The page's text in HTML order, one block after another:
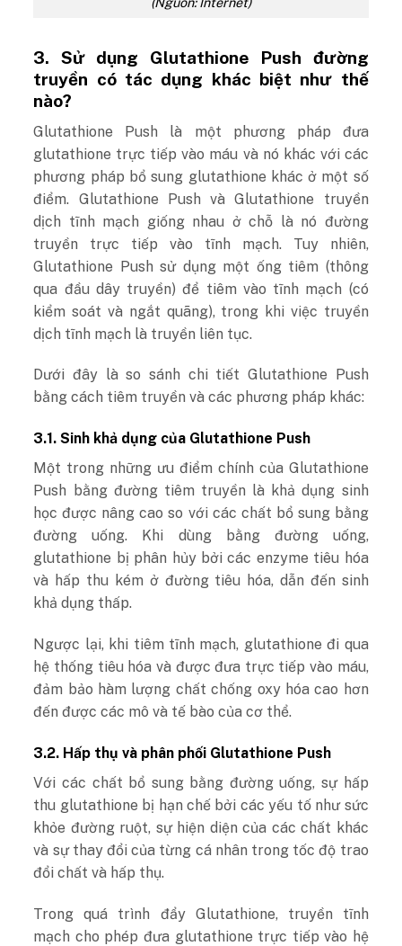
3. Sử dụng Glutathione Push đường
truyền có tác dụng khác biệt như thế
nào?
Glutathione Push là một phương pháp đưa
glutathione trực tiếp vào máu và nó khác với các
phương pháp bổ sung glutathione khác ở một số
điểm. Glutathione Push và Glutathione truyền
dịch tĩnh mạch giống nhau ở chỗ là nó đường
truyền trực tiếp vào tĩnh mạch. Tuy nhiên,
Glutathione Push sử dụng một ống tiêm (thông
qua đầu dây truyền) để tiêm vào tĩnh mạch (có
kiểm soát và ngắt quãng), trong khi việc truyền
dịch tĩnh mạch là truyền liên tục.
Dưới đây là so sánh chi tiết Glutathione Push
bằng cách tiêm truyền và các phương pháp khác:
3.1. Sinh khả dụng của Glutathione Push
Một trong những ưu điểm chính của Glutathione
Push bằng đường tiêm truyền là khả dụng sinh
học được nâng cao so với các chất bổ sung bằng
đường uống. Khi dùng bằng đường uống,
glutathione bị phân hủy bởi các enzyme tiêu hóa
và hấp thu kém ở đường tiêu hóa, dẫn đến sinh
khả dụng thấp.
Ngược lại, khi tiêm tĩnh mạch, glutathione đi qua
hệ thống tiêu hóa và được đưa trực tiếp vào máu,
đảm bảo hàm lượng chất chống oxy hóa cao hơn
đến được các mô và tế bào của cơ thể.
3.2. Hấp thụ và phân phối Glutathione Push
Với các chất bổ sung bằng đường uống, sự hấp
thu glutathione bị hạn chế bởi các yếu tố như sức
khỏe đường ruột, sự hiện diện của các chất khác
và sự thay đổi của từng cá nhân trong tốc độ trao
đổi chất và hấp thụ.
Trong quá trình đẩy Glutathione, truyền tĩnh
mạch cho phép đưa glutathione trực tiếp vào hệ